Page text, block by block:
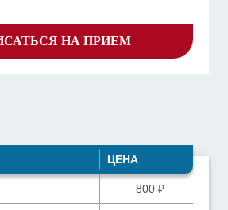
НА ПРИЕМ
ЦЕНА
800 ₽